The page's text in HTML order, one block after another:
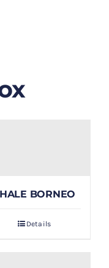
BORNEO
Details